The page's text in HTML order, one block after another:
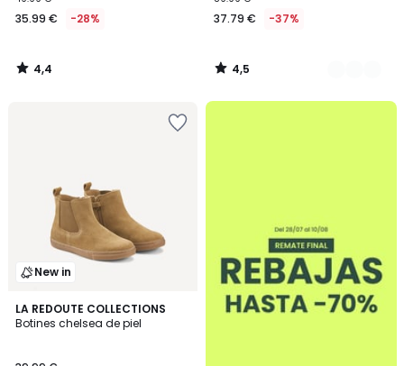
35.99 € -28%
4,4
/
37.79 € -37%
4,5
/
New in
LA REDOUTE COLLECTIONS
Botines chelsea de piel
.